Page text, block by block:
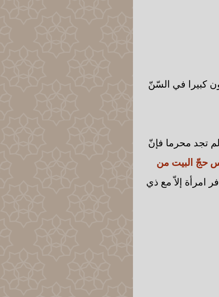
كبيرا في السّنّ
لم تجد محرما فإنّ
حجّ البيت من
امرأة إلاّ مع ذي